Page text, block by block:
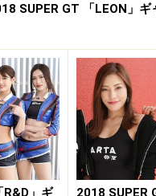
ースクイーンに密着！
イーンに密着！
各モデルさん及び、所
及び直リンクは営利・
標/免責事項
クイーン」ガイドサイト
SUPER GT 「LEON」ギ
R&D」ギ
2018 SUPER